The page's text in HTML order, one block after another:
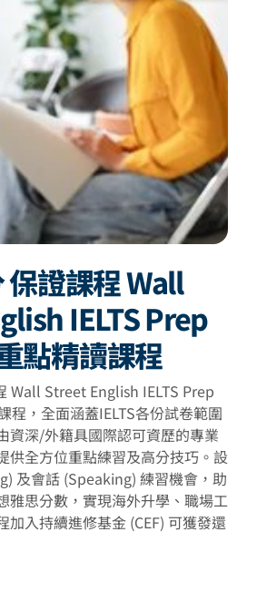
保證課程 Wall
IELTS Prep
點精讀課程
Wall Street English IELTS Prep
程，全面涵蓋IELTS各份試卷範圍
資深/外籍具國際認可資歷的專業
供全方位重點練習及高分技巧。設
及會話 (Speaking) 練習機會，助
雅思分數，實現海外升學、職場工
加入持續進修基金 (CEF) 可獲發還